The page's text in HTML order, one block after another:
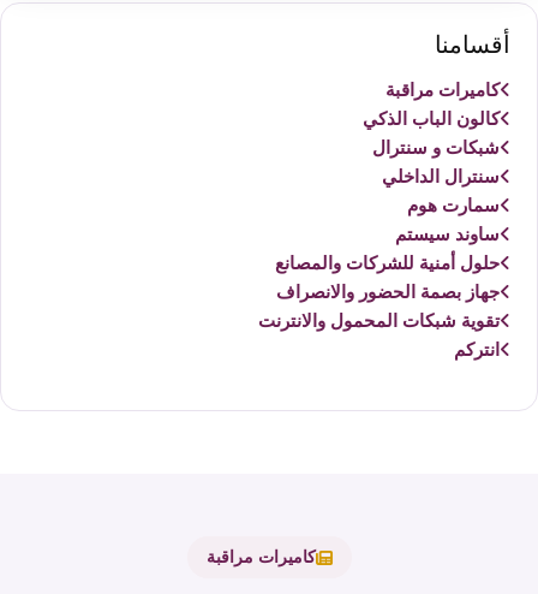
أقسامنا
كاميرات مراقبة
كالون الباب الذكي
شبكات و سنترال
سنترال الداخلي
سمارت هوم
ساوند سيستم
حلول أمنية للشركات والمصانع
جهاز بصمة الحضور والانصراف
تقوية شبكات المحمول والانترنت
انتركم
كاميرات مراقبة